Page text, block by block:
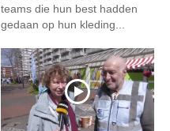
teams die hun best hadden
gedaan op hun kleding...